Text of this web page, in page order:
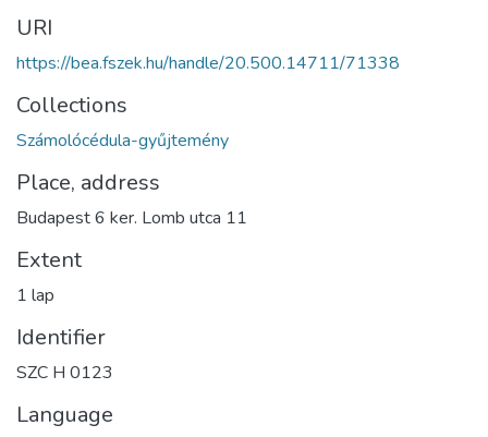
URI
https://bea.fszek.hu/handle/20.500.14711/71338
Collections
Számolócédula-gyűjtemény
Place, address
Budapest 6 ker. Lomb utca 11
Extent
1 lap
Identifier
SZC H 0123
Language